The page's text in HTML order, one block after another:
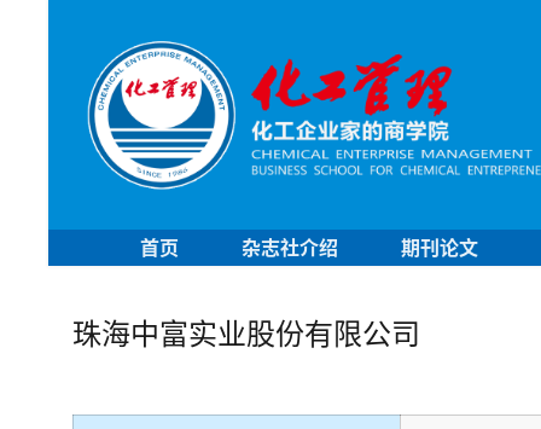
首页 杂志社介绍 期刊论文
珠海中富实业股份有限公司